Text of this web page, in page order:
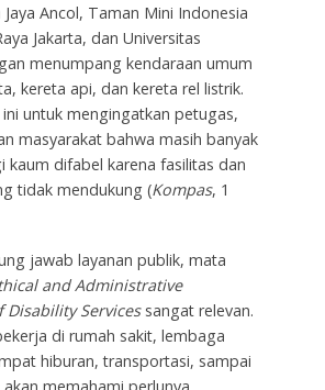
Ancol, Taman Mini Indonesia
Jakarta, dan Universitas
menumpang kendaraan umum
kereta api, dan kereta rel listrik.
untuk mengingatkan petugas,
masyarakat bahwa masih banyak
kaum difabel karena fasilitas dan
tidak mendukung (Kompas, 1
jawab layanan publik, mata
and Administrative
Disability Servicessangat relevan.
di rumah sakit, lembaga
hiburan, transportasi, sampai
memahami perlunya